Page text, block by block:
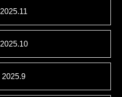
2025.11
2025.10
2025.9